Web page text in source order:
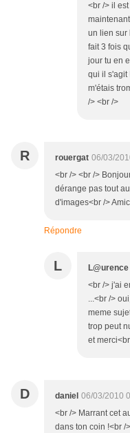
<br /> il
un lien sur
fait 3 fois
jour tu en
qui il s'agit
m'étais
/> <br />
R rouergat 06/03/
<br /> <br />
dérange pas tout
d'images<br />
Répondre
L
<br /> j'ai
...<br />
meme
trop peut
et
D daniel 06/03/2010
<br /> Marrant cet
dans ton coin !<br /